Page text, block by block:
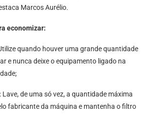
Marcos Aurélio.
economizar:
quando houver uma grande quantidade
e nunca deixe o equipamento ligado na
de uma só vez, a quantidade máxima
fabricante da máquina e mantenha o filtro